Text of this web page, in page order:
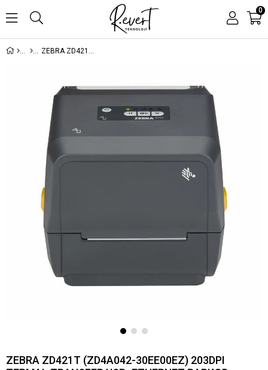
0
ZEBRA ZD421T (ZD4A042-30EE00EZ) 203DPI TERMAL TRANSFER USB+ETHERNET BARKOD YAZICI (RİBONLU KULLANIM)
ZEBRA ZD421T (ZD4A042-30EE00EZ) 203DPI